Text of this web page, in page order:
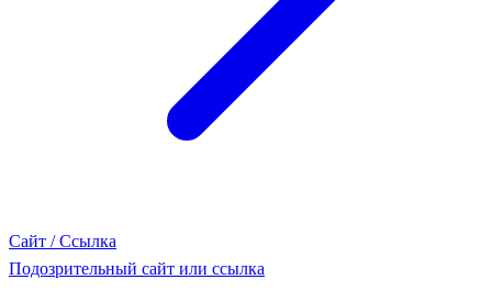
Сайт / Ссылка
Подозрительный сайт или ссылка